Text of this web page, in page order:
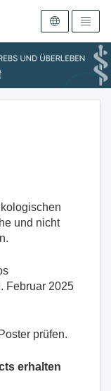
und nicht
Februar 2025
prüfen.
erhalten